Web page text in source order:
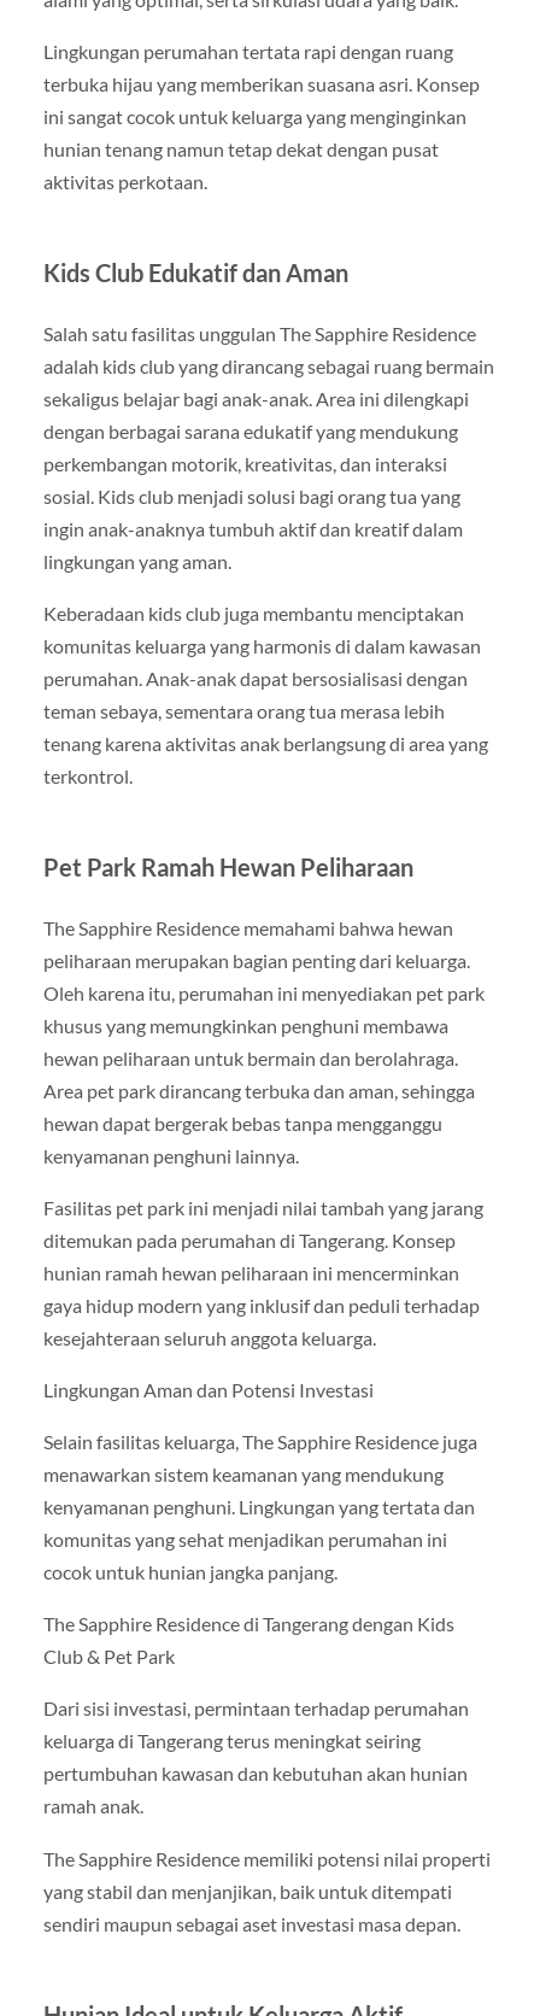
Lingkungan perumahan tertata rapi dengan ruang
terbuka hijau yang memberikan suasana asri. Konsep
ini sangat cocok untuk keluarga yang menginginkan
hunian tenang namun tetap dekat dengan pusat
aktivitas perkotaan.
Kids Club Edukatif dan Aman
Salah satu fasilitas unggulan The Sapphire Residence
adalah kids club yang dirancang sebagai ruang bermain
sekaligus belajar bagi anak-anak. Area ini dilengkapi
dengan berbagai sarana edukatif yang mendukung
perkembangan motorik, kreativitas, dan interaksi
sosial. Kids club menjadi solusi bagi orang tua yang
ingin anak-anaknya tumbuh aktif dan kreatif dalam
lingkungan yang aman.
Keberadaan kids club juga membantu menciptakan
komunitas keluarga yang harmonis di dalam kawasan
perumahan. Anak-anak dapat bersosialisasi dengan
teman sebaya, sementara orang tua merasa lebih
tenang karena aktivitas anak berlangsung di area yang
terkontrol.
Pet Park Ramah Hewan Peliharaan
The Sapphire Residence memahami bahwa hewan
peliharaan merupakan bagian penting dari keluarga.
Oleh karena itu, perumahan ini menyediakan pet park
khusus yang memungkinkan penghuni membawa
hewan peliharaan untuk bermain dan berolahraga.
Area pet park dirancang terbuka dan aman, sehingga
hewan dapat bergerak bebas tanpa mengganggu
kenyamanan penghuni lainnya.
Fasilitas pet park ini menjadi nilai tambah yang jarang
ditemukan pada perumahan di Tangerang. Konsep
hunian ramah hewan peliharaan ini mencerminkan
gaya hidup modern yang inklusif dan peduli terhadap
kesejahteraan seluruh anggota keluarga.
Lingkungan Aman dan Potensi Investasi
Selain fasilitas keluarga, The Sapphire Residence juga
menawarkan sistem keamanan yang mendukung
kenyamanan penghuni. Lingkungan yang tertata dan
komunitas yang sehat menjadikan perumahan ini
cocok untuk hunian jangka panjang.
The Sapphire Residence di Tangerang dengan Kids
Club & Pet Park
Dari sisi investasi, permintaan terhadap perumahan
keluarga di Tangerang terus meningkat seiring
pertumbuhan kawasan dan kebutuhan akan hunian
ramah anak.
The Sapphire Residence memiliki potensi nilai properti
yang stabil dan menjanjikan, baik untuk ditempati
sendiri maupun sebagai aset investasi masa depan.